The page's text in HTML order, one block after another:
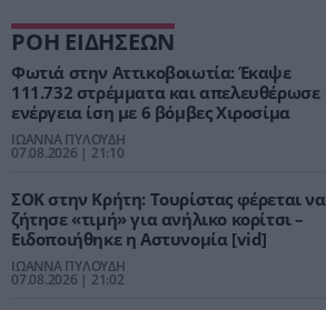
ΡΟΗ ΕΙΔΗΣΕΩΝ
Φωτιά στην Αττικοβοιωτία: Έκαψε
111.732 στρέμματα και απελευθέρωσε
ενέργεια ίση με 6 βόμβες Χιροσίμα
ΙΩΑΝΝΑ ΠΥΛΟΥΔΗ
07.08.2026 | 21:10
ΣΟΚ στην Κρήτη: Τουρίστας φέρεται να
ζήτησε «τιμή» για ανήλικο κορίτσι –
Ειδοποιήθηκε η Αστυνομία [vid]
ΙΩΑΝΝΑ ΠΥΛΟΥΔΗ
07.08.2026 | 21:02